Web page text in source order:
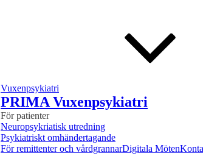
Vuxenpsykiatri
PRIMA Vuxenpsykiatri
För patienter
Neuropsykriatisk utredning
Psykiatriskt omhändertagande
För remittenter och vårdgrannarDigitala Möten